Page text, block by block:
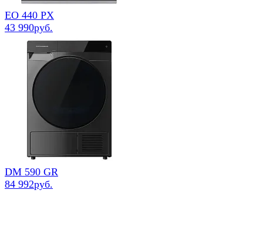
EO 440 PX
43 990руб.
DM 590 GR
84 992руб.